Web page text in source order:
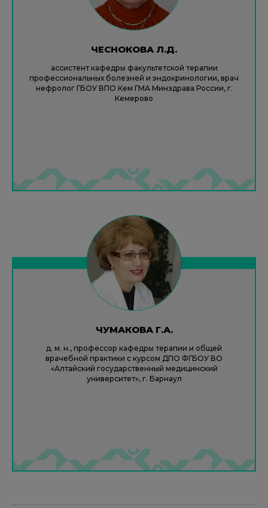
ЧЕСНОКОВА Л.Д.
ассистент кафедры факультетской терапии
профессиональных болезней и эндокринологии, врач
нефролог ГБОУ ВПО Кем ГМА Минздрава России, г.
Кемерово
ЧУМАКОВА Г.А.
д. м. н., профессор кафедры терапии и общей
врачебной практики с курсом ДПО ФГБОУ ВО
«Алтайский государственный медицинский
университет», г. Барнаул